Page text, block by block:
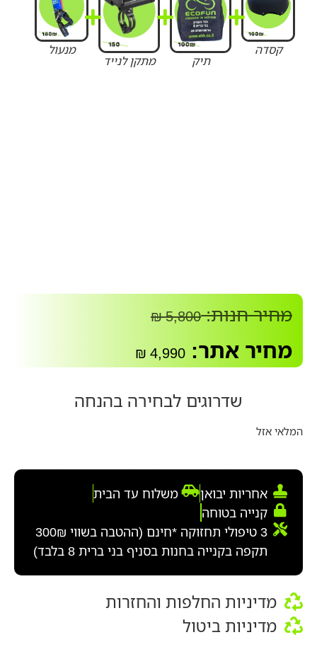
קסדה
תיק מתקן לנייד
מנעול
מחיר חנות:5,800
₪
מחיר אתר: 4,990
₪
שדרוגים לבחירה בהנחה
המלאי אזל
אחריות יבואן
משלוח עד הבית
קנייה בטוחה
3 טיפולי תחזוקה *חינם (ההטבה בשווי 300₪
תקפה בקנייה בחנות בסניף בני ברית 8 בלבד)
מדיניות החלפות והחזרות
מדיניות ביטול